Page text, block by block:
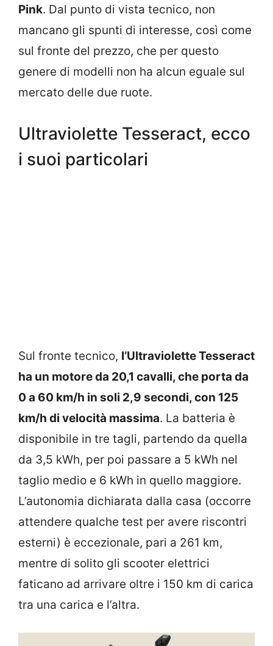
Pink. Dal punto di vista tecnico, non
mancano gli spunti di interesse, così come
sul fronte del prezzo, che per questo
genere di modelli non ha alcun eguale sul
mercato delle due ruote.
Ultraviolette Tesseract, ecco
i suoi particolari
Sul fronte tecnico, l’Ultraviolette Tesseract
ha un motore da 20,1 cavalli, che porta da
0 a 60 km/h in soli 2,9 secondi, con 125
km/h di velocità massima. La batteria è
disponibile in tre tagli, partendo da quella
da 3,5 kWh, per poi passare a 5 kWh nel
taglio medio e 6 kWh in quello maggiore.
L’autonomia dichiarata dalla casa (occorre
attendere qualche test per avere riscontri
esterni) è eccezionale, pari a 261 km,
mentre di solito gli scooter elettrici
faticano ad arrivare oltre i 150 km di carica
tra una carica e l’altra.